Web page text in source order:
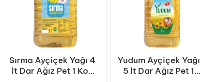
Sırma Ayçiçek Yağı 4
lt Dar Ağız Pet 1 Koli
Yudum Ayçiçek Yağı
5 lt Dar Ağız Pet 1